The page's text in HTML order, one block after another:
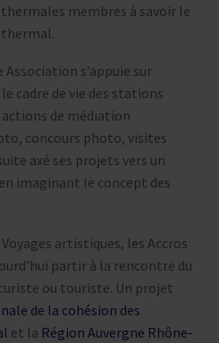
membres à savoir le
s’appuie sur
cadre de vie des stations
de médiation
concours photo, visites
axé ses projets vers un
imaginant le concept des
artistiques, les Accros
partir à la rencontre du
ou touriste. Un projet
de la cohésion des
et la Région Auvergne Rhône-